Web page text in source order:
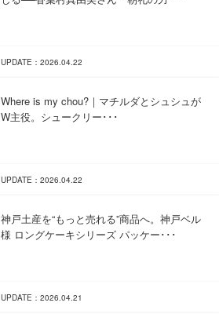
UPDATE：2026.04.22
Where is my chou?｜マチルダとシュシュが
W主役。シュークリー･･･
UPDATE：2026.04.22
神戸土産を“もっと売れる”商品へ。神戸ベル
様 ロングケーキシリーズ パッケー･･･
UPDATE：2026.04.21